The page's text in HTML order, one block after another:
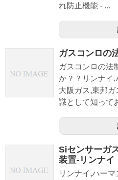
れ防止機能 - ...
ガスコンロの
ガスコンロの法
か？？リンナイ,
大阪ガス,東邦
識として知って
Siセンサーガ
装置-リンナイ
リンナイ,ハー